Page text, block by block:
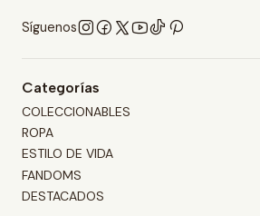
Síguenos
Categorías
COLECCIONABLES
ROPA
ESTILO DE VIDA
FANDOMS
DESTACADOS